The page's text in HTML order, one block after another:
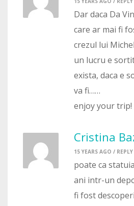
Dar daca Da
care ar mai fi
crezul lui
un lucru e
exista, daca e
va fi……
enjoy your trip!
Cristina
15 YEARS AGO / REPLY
poate ca
ani intr-un
fi fost